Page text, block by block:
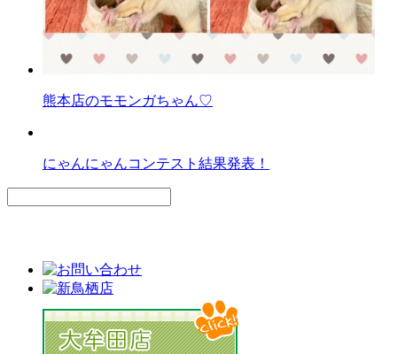
熊本店のモモンガちゃん♡
にゃんにゃんコンテスト結果発表！